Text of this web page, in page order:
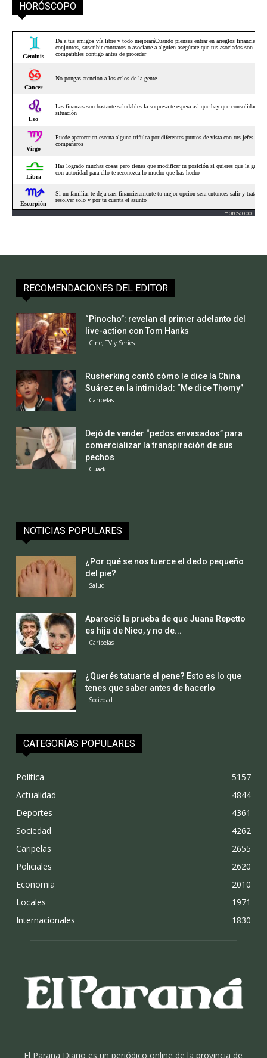
HORÓSCOPO
Horoscopo
RECOMENDACIONES DEL EDITOR
“Pinocho”: revelan el primer adelanto del
live-action con Tom Hanks
Cine, TV y Series
Rusherking contó cómo le dice la China
Suárez en la intimidad: “Me dice Thomy”
Caripelas
Dejó de vender “pedos envasados” para
comercializar la transpiración de sus
pechos
Cuack!
NOTICIAS POPULARES
¿Por qué se nos tuerce el dedo pequeño
del pie?
Salud
Apareció la prueba de que Juana Repetto
es hija de Nico, y no de...
Caripelas
¿Querés tatuarte el pene? Esto es lo que
tenes que saber antes de hacerlo
Sociedad
CATEGORÍAS POPULARES
Politica
5157
Actualidad
4844
Deportes
4361
Sociedad
4262
Caripelas
2655
Policiales
2620
Economia
2010
Locales
1971
Internacionales
1830
El Parana Diario es un periódico online de la provincia de